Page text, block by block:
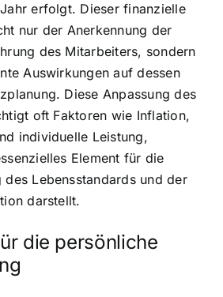
erfolgt. Dieser finanzielle
nur der Anerkennung der
des Mitarbeiters, sondern
Auswirkungen auf dessen
Diese Anpassung des
oft Faktoren wie Inflation,
individuelle Leistung,
Element für die
Lebensstandards und der
darstellt.
die persönliche